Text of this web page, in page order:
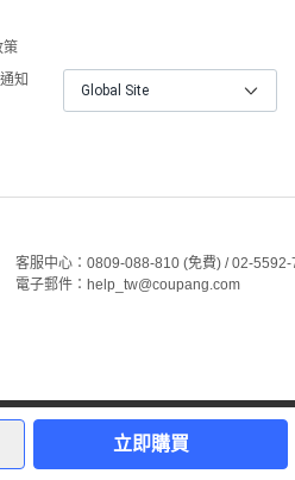
立即購買
策
知
Global Site
客服中心：0809-088-810 (免費) / 02-
電子郵件：help_tw@coupang.com
權利。
誌均為酷澎股份有
冊之關聯公司之所